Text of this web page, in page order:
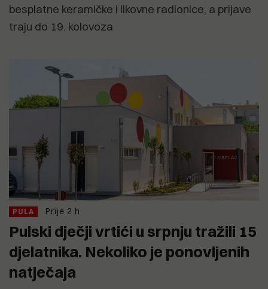
besplatne keramičke i likovne radionice, a prijave
traju do 19. kolovoza
PULA Prije 2 h
Pulski dječji vrtići u srpnju tražili 15
djelatnika. Nekoliko je ponovljenih
natječaja